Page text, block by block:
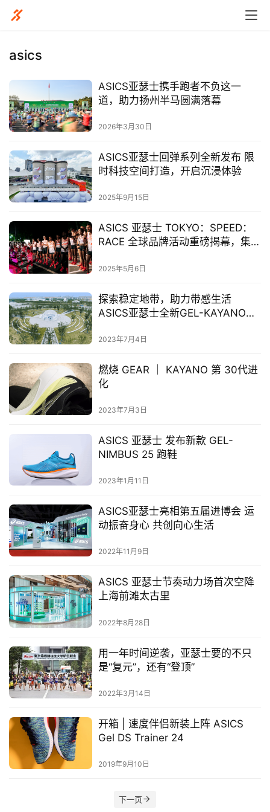
比
观
察
装
备
训
用
户
精
选
运
动
集
asics
ASICS亚瑟士携手跑者不负这一
道，助力扬州半马圆满落幕
2026年3月30日
ASICS亚瑟士回弹系列全新发布 限
时科技空间打造，开启沉浸体验
2025年9月15日
ASICS 亚瑟士 TOKYO：SPEED：
RACE 全球品牌活动重磅揭幕，集结
2025年5月6日
探索稳定地带，助力带感生活
ASICS亚瑟士全新GEL-KAYANO
2023年7月4日
燃烧 GEAR ｜ KAYANO 第 30代进
化
2023年7月3日
ASICS 亚瑟士 发布新款 GEL-
NIMBUS 25 跑鞋
2023年1月11日
ASICS亚瑟士亮相第五届进博会 运
动振奋身心 共创向心生活
2022年11月9日
ASICS 亚瑟士节奏动力场首次空降
上海前滩太古里
2022年8月28日
用一年时间逆袭，亚瑟士要的不只
是“复元”，还有“登顶”
2022年3月14日
开箱 | 速度伴侣新装上阵 ASICS
Gel DS Trainer 24
2019年9月10日
下一页